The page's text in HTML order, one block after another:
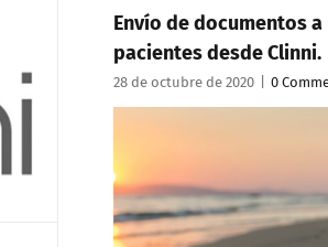
Envío de documentos a
pacientes desde Clinni.
28 de octubre de 2020 0